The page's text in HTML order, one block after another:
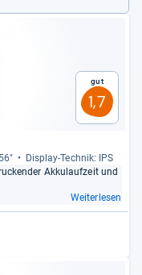
Gut
1,7
Dis­play-​Tech­nik: IPS
Akku­lauf­zeit und
Weiterlesen